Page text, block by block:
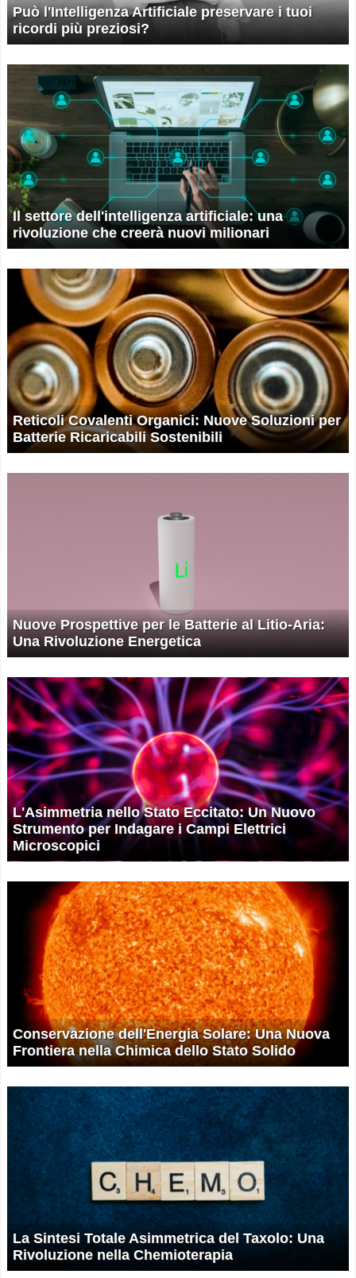
Può l'Intelligenza Artificiale preservare i tuoi
ricordi più preziosi?
Il settore dell'intelligenza artificiale: una
rivoluzione che creerà nuovi milionari
Reticoli Covalenti Organici: Nuove Soluzioni per
Batterie Ricaricabili Sostenibili
Nuove Prospettive per le Batterie al Litio-Aria:
Una Rivoluzione Energetica
L'Asimmetria nello Stato Eccitato: Un Nuovo
Strumento per Indagare i Campi Elettrici
Microscopici
Conservazione dell'Energia Solare: Una Nuova
Frontiera nella Chimica dello Stato Solido
La Sintesi Totale Asimmetrica del Taxolo: Una
Rivoluzione nella Chemioterapia